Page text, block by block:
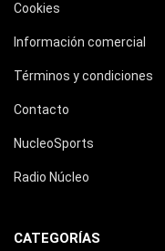
Cookies
Información comercial
Términos y condiciones
Contacto
NucleoSports
Radio Núcleo
CATEGORÍAS